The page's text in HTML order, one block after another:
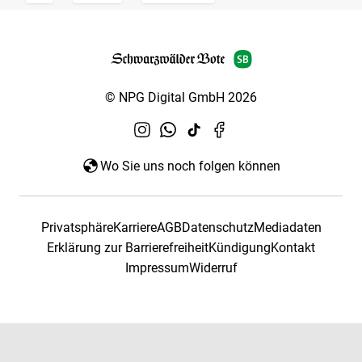
© NPG Digital GmbH 2026
Wo Sie uns noch folgen können
PrivatsphäreKarriereAGBDatenschutzMediadaten
Erklärung zur BarrierefreiheitKündigungKontakt
ImpressumWiderruf